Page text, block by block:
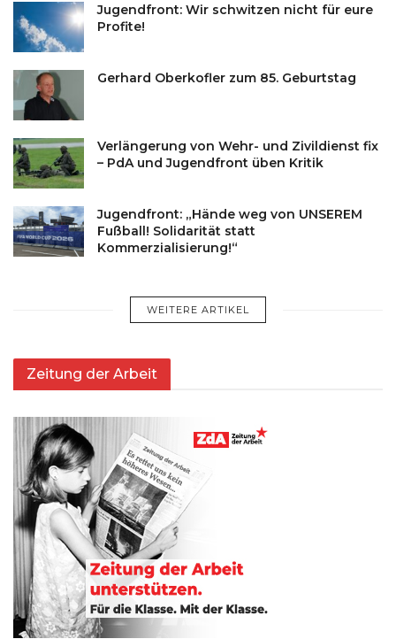
Jugendfront: Wir schwitzen nicht für eure
Profite!
Gerhard Oberkofler zum 85. Geburtstag
Verlängerung von Wehr- und Zivildienst fix
– PdA und Jugendfront üben Kritik
Jugendfront: „Hände weg von UNSEREM
Fußball! Solidarität statt
Kommerzialisierung!“
WEITERE ARTIKEL
Zeitung der Arbeit